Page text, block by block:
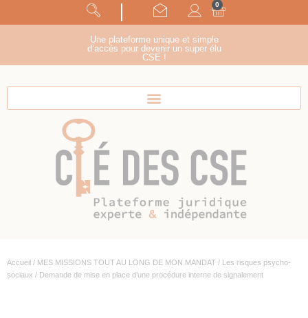
Panneau de gestion des cookies
suivez-nous !
Une plateforme unique et simple
d’accès pour devenir un super élu
CSE !
0
Accueil / MES MISSIONS TOUT AU LONG DE MON MANDAT / Les risques psycho-
sociaux / Demande de mise en place d’une procédure interne de signalement